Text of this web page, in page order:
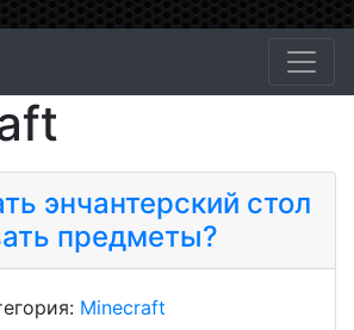
энчантерский стол
предметы?
Minecraft